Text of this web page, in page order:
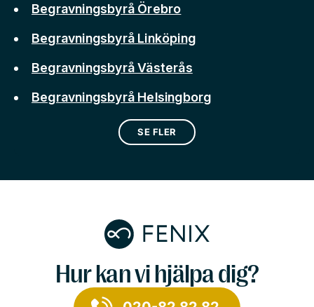
Begravningsbyrå Örebro
Begravningsbyrå Linköping
Begravningsbyrå Västerås
Begravningsbyrå Helsingborg
SE FLER
Hur kan vi hjälpa dig?